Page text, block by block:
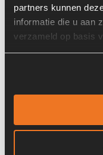
partners kunnen
informatie die u aan
verzameld op basis
Voorraad nummer: